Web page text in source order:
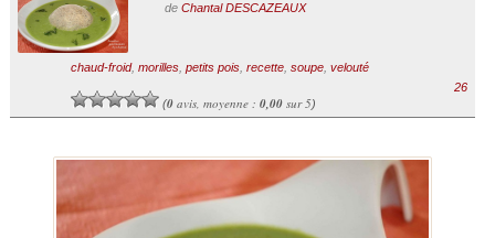
de Chantal DESCAZEAUX
chaud-froid, morilles, petits pois, recette, soupe, velouté
(0avis, moyenne : 0,00sur 5)
26